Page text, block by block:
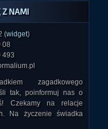
Z NAMI
(widget)
08
493
zagadkowego
tak, poinformuj nas o
Czekamy na relacje
Na życzenie świadka